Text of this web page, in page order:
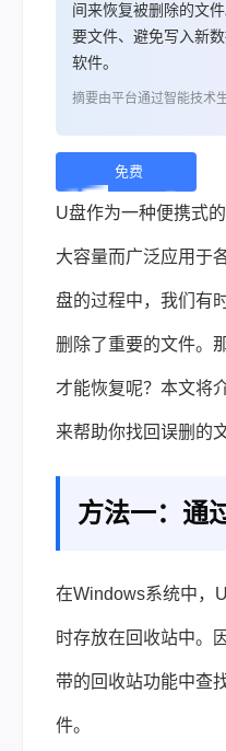
间来恢复被删除的文
要文件、避免写入新
软件。
摘要由平台通过智能技术
免费
下
载 |
U盘作为一种便携式
大容量而广泛应用于
盘的过程中，我们有
删除了重要的文件。
才能恢复呢？本文将
来帮助你找回误删的
方法一：通
在Windows系统中，
时存放在回收站中。
带的回收站功能中查
件。